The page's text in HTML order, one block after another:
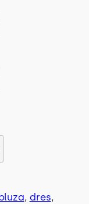
bluza, dres